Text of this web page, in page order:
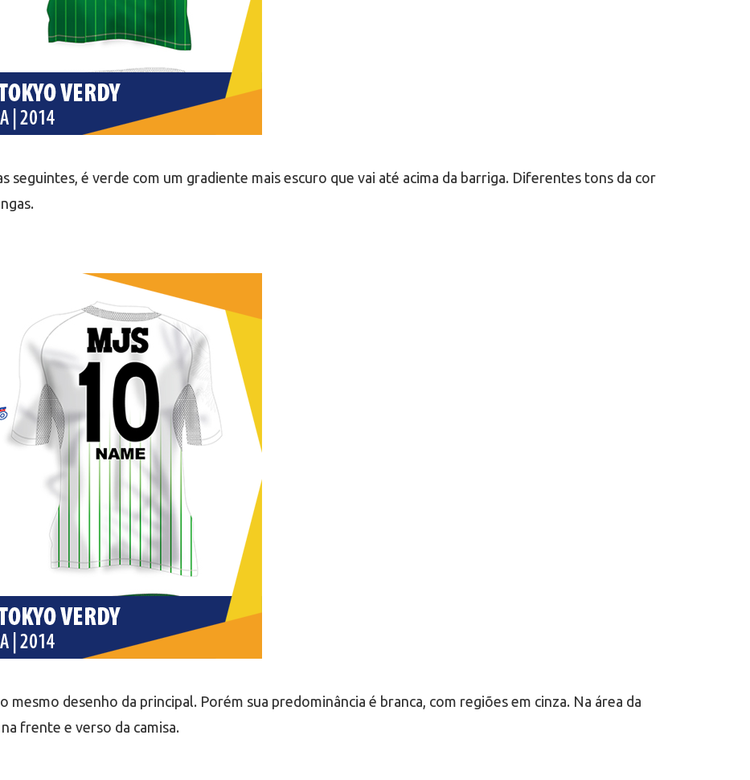
seguintes, é verde com um gradiente mais escuro que vai até acima da barriga. Diferentes tons da cor
desenho da principal. Porém sua predominância é branca, com regiões em cinza. Na área da
frente e verso da camisa.